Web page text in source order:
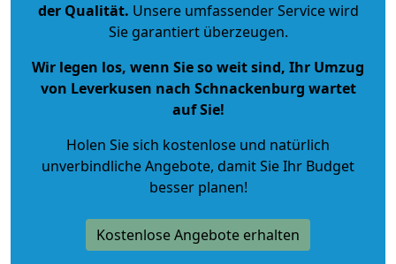
der Qualität. Unsere umfassender Service wird
Sie garantiert überzeugen.
Wir legen los, wenn Sie so weit sind, Ihr Umzug
von Leverkusen nach Schnackenburg wartet
auf Sie!
Holen Sie sich kostenlose und natürlich
unverbindliche Angebote, damit Sie Ihr Budget
besser planen!
Kostenlose Angebote erhalten